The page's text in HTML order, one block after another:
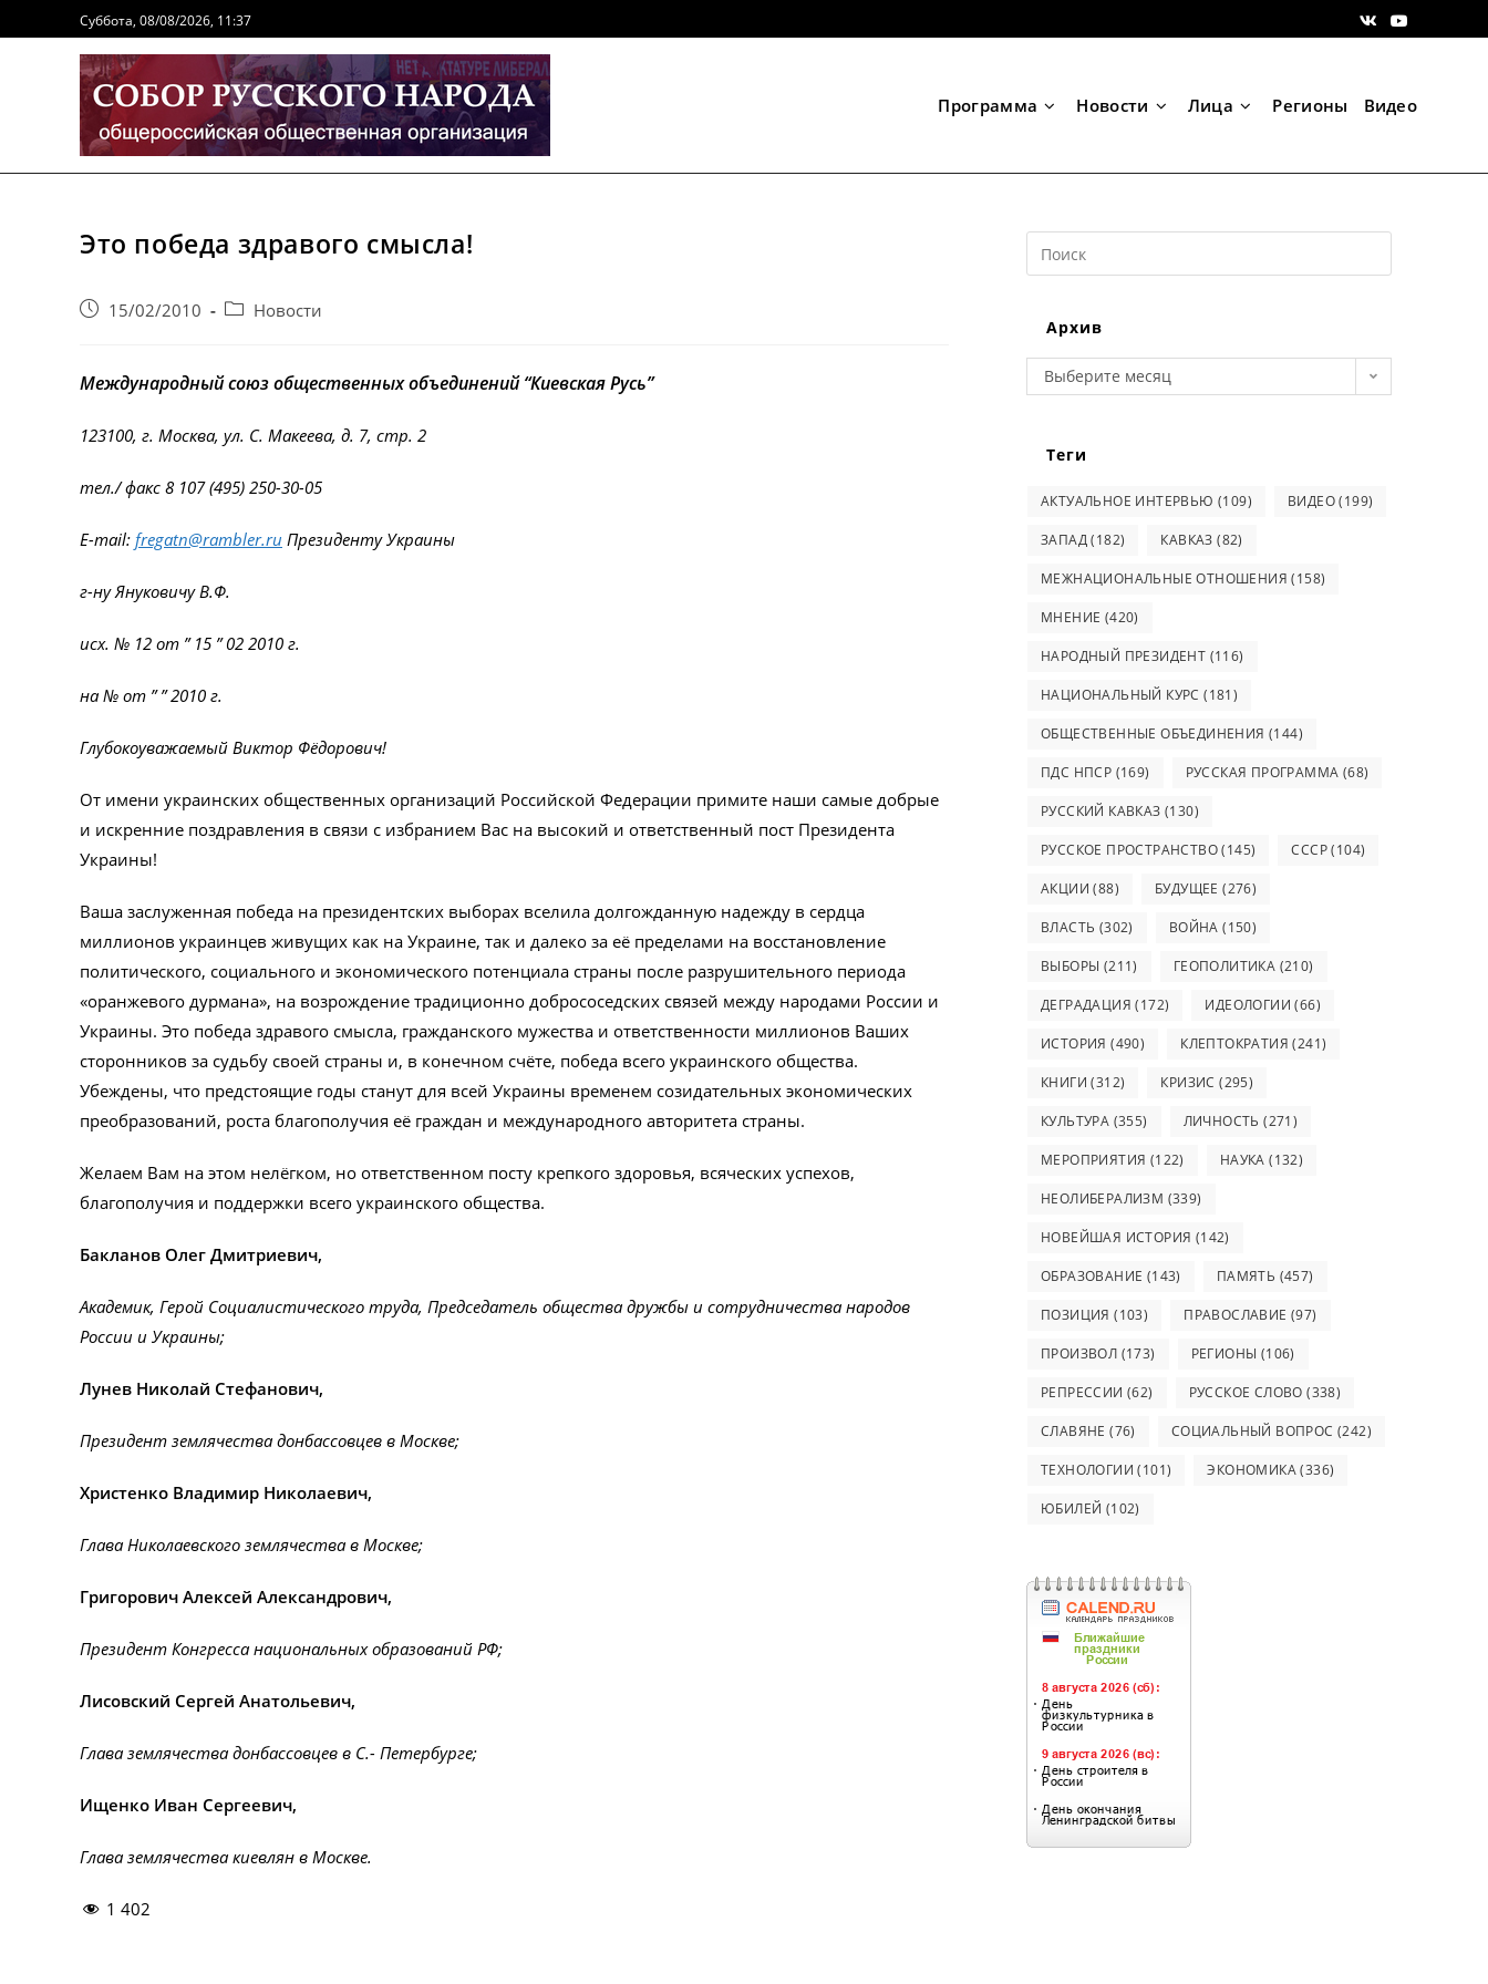
к
содержимому
Суббота, 08/08/2026, 11:37
Программа Новости Лица Регионы Видео
Это победа здравого смысла!
Запись15/02/2010
Post Новости
Международный союз общественных объединений “Киевская Русь”
123100, г. Москва, ул. С. Макеева, д. 7, стр. 2
тел./ факс 8 107 (495) 250-30-05
E-mail: fregatn@rambler.ru Президенту Украины
г-ну Януковичу В.Ф.
исх. № 12 от ” 15 ” 02 2010 г.
на № от ” ” 2010 г.
Глубокоуважаемый Виктор Фёдорович!
От имени украинских общественных организаций Российской Федерации примите наши самые добрые
и искренние поздравления в связи с избранием Вас на высокий и ответственный пост Президента
Украины!
Ваша заслуженная победа на президентских выборах вселила долгожданную надежду в сердца
миллионов украинцев живущих как на Украине, так и далеко за её пределами на восстановление
политического, социального и экономического потенциала страны после разрушительного периода
«оранжевого дурмана», на возрождение традиционно добрососедских связей между народами России и
Украины. Это победа здравого смысла, гражданского мужества и ответственности миллионов Ваших
сторонников за судьбу своей страны и, в конечном счёте, победа всего украинского общества.
Убеждены, что предстоящие годы станут для всей Украины временем созидательных экономических
преобразований, роста благополучия её граждан и международного авторитета страны.
Желаем Вам на этом нелёгком, но ответственном посту крепкого здоровья, всяческих успехов,
благополучия и поддержки всего украинского общества.
Бакланов Олег Дмитриевич,
Академик, Герой Социалистического труда, Председатель общества дружбы и сотрудничества народов
России и Украины;
Лунев Николай Стефанович,
Президент землячества донбассовцев в Москве;
Христенко Владимир Николаевич,
Глава Николаевского землячества в Москве;
Григорович Алексей Александрович,
Президент Конгресса национальных образований РФ;
Лисовский Сергей Анатольевич,
Глава землячества донбассовцев в С.- Петербурге;
Ищенко Иван Сергеевич,
Глава землячества киевлян в Москве.
1 402
Search
this
Архив
Архив
Выберите месяц
Теги
АКТУАЛЬНОЕ ИНТЕРВЬЮ (109) ВИДЕО(199)
ЗАПАД(182) КАВКАЗ (82)
МЕЖНАЦИОНАЛЬНЫЕ ОТНОШЕНИЯ (158)
МНЕНИЕ (420)
НАРОДНЫЙ ПРЕЗИДЕНТ (116)
НАЦИОНАЛЬНЫЙ КУРС (181)
ОБЩЕСТВЕННЫЕ ОБЪЕДИНЕНИЯ (144)
ПДС НПСР (169) РУССКАЯ ПРОГРАММА (68)
РУССКИЙ КАВКАЗ (130)
РУССКОЕ ПРОСТРАНСТВО(145) СССР(104)
АКЦИИ (88) БУДУЩЕЕ (276)
ВЛАСТЬ (302) ВОЙНА (150)
ВЫБОРЫ (211) ГЕОПОЛИТИКА (210)
ДЕГРАДАЦИЯ (172) ИДЕОЛОГИИ (66)
ИСТОРИЯ (490) КЛЕПТОКРАТИЯ (241)
КНИГИ (312) КРИЗИС (295)
КУЛЬТУРА (355) ЛИЧНОСТЬ (271)
МЕРОПРИЯТИЯ (122) НАУКА (132)
НЕОЛИБЕРАЛИЗМ (339)
НОВЕЙШАЯ ИСТОРИЯ (142)
ОБРАЗОВАНИЕ (143) ПАМЯТЬ (457)
ПОЗИЦИЯ (103) ПРАВОСЛАВИЕ (97)
ПРОИЗВОЛ (173) РЕГИОНЫ (106)
РЕПРЕССИИ (62) РУССКОЕ СЛОВО (338)
СЛАВЯНЕ (76) СОЦИАЛЬНЫЙ ВОПРОС (242)
ТЕХНОЛОГИИ (101) ЭКОНОМИКА(336)
ЮБИЛЕЙ (102)